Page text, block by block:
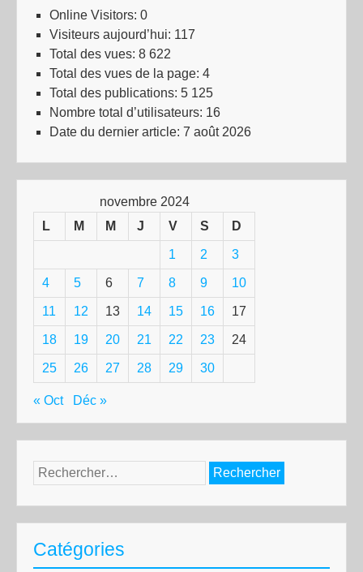
Online Visitors: 0
Visiteurs aujourd’hui: 117
Total des vues: 8 622
Total des vues de la page: 4
Total des publications: 5 125
Nombre total d’utilisateurs: 16
Date du dernier article: 7 août 2026
novembre 2024
L
M M J V S D
1 2 3
4 5 6 7 8 9 10
11 12 13 14 15 16 17
18 19 20 21 22 23 24
25 26 27 28 29 30
« Oct Déc »
Rechercher :
Catégories